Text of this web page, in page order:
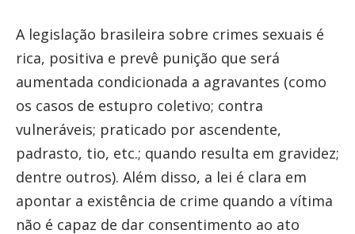
A legislação brasileira sobre crimes sexuais é
rica, positiva e prevê punição que será
aumentada condicionada a agravantes (como
os casos de estupro coletivo; contra
vulneráveis; praticado por ascendente,
padrasto, tio, etc.; quando resulta em gravidez;
dentre outros). Além disso, a lei é clara em
apontar a existência de crime quando a vítima
não é capaz de dar consentimento ao ato